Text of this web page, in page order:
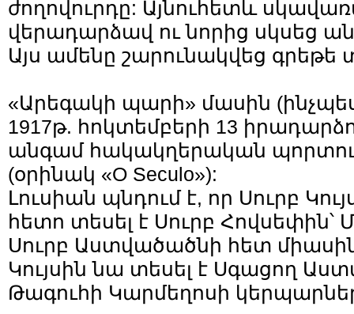
ժողովուրդը: Այնուհետև
վերադարձավ ու նորից սկսեց
Այս ամենը շարունակվեց գրեթե
«Արեգակի պարի» մասին
1917թ. հոկտեմբերի 13
անգամ հակակղերական
(օրինակ «O Seculo»):
Լուսիան պնդում է, որ Սուրբ
հետո տեսել է Սուրբ Հովսեփին՝
Սուրբ Աստվածածնի հետ
Կույսին նա տեսել է Սգացող
Թագուհի Կարմեղոսի